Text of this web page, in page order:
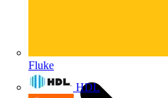
Fluke
HDL